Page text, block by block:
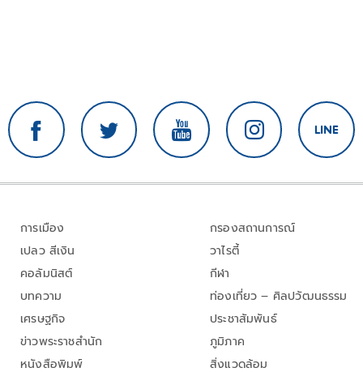
การเมือง
เปลว สีเงิน
คอลัมนิสต์
บทความ
เศรษฐกิจ
ข่าวพระราชสำนัก
หนังสือพิมพ์
กรองสถานการณ์
วาไรตี้
กีฬา
ท่องเที่ยว – ศิลปวัฒนธรรม
ประชาสัมพันธ์
ภูมิภาค
สิ่งแวดล้อม